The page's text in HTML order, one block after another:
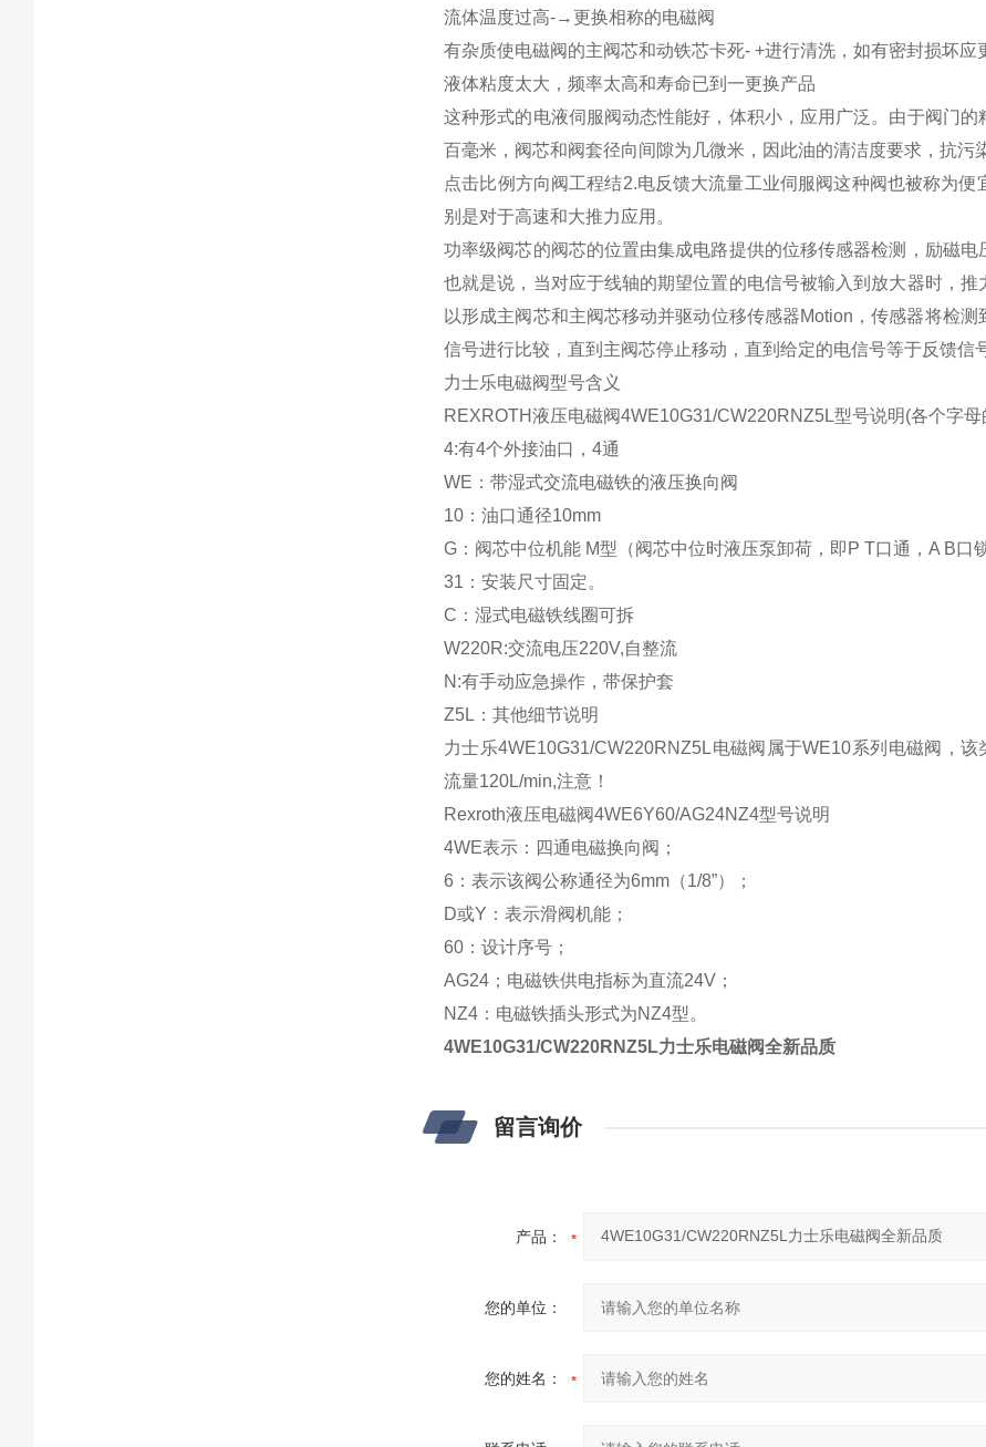
流体温度过高-→更换相称的电磁阀
有杂质使电磁阀的主阀芯和动铁芯卡死- +进行清洗，如有密封损坏应
液体粘度太大，频率太高和寿命已到一更换产品
这种形式的电液伺服阀动态性能好，体积小，应用广泛。由于阀门
百毫米，阀芯和阀套径向间隙为几微米，因此油的清洁度要求，抗污
点击比例方向阀工程结2.电反馈大流量工业伺服阀这种阀也被称为
别是对于高速和大推力应用。
功率级阀芯的阀芯的位置由集成电路提供的位移传感器检测，励磁
也就是说，当对应于线轴的期望位置的电信号被输入到放大器时，
以形成主阀芯和主阀芯移动并驱动位移传感器Motion，传感器将检
信号进行比较，直到主阀芯停止移动，直到给定的电信号等于反馈信
力士乐电磁阀型号含义
REXROTH液压电磁阀4WE10G31/CW220RNZ5L型号说明(各个字母
4:有4个外接油口，4通
WE：带湿式交流电磁铁的液压换向阀
10：油口通径10mm
G：阀芯中位机能 M型（阀芯中位时液压泵卸荷，即P T口通，A B口
31：安装尺寸固定。
C：湿式电磁铁线圈可拆
W220R:交流电压220V,自整流
N:有手动应急操作，带保护套
Z5L：其他细节说明
力士乐4WE10G31/CW220RNZ5L电磁阀属于WE10系列电磁阀，
流量120L/min,注意！
Rexroth液压电磁阀4WE6Y60/AG24NZ4型号说明
4WE表示：四通电磁换向阀；
6：表示该阀公称通径为6mm（1/8”）；
D或Y：表示滑阀机能；
60：设计序号；
AG24；电磁铁供电指标为直流24V；
NZ4：电磁铁插头形式为NZ4型。
4WE10G31/CW220RNZ5L力士乐电磁阀全新品质
留言询价
产品：
您的单位：
您的姓名：